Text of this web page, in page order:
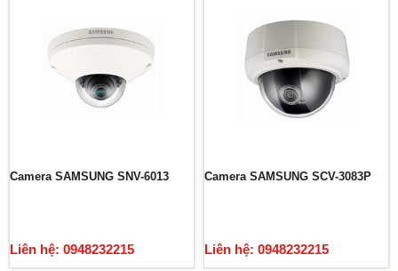
Camera SAMSUNG SNV-6013
Liên hệ: 0948232215
Camera SAMSUNG SCV-3083P
Liên hệ: 0948232215